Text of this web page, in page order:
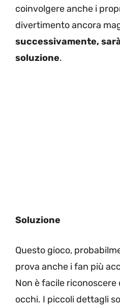
coinvolgere anche i
divertimento ancora
successivamente,
soluzione.
Soluzione
Questo gioco,
prova anche i fan più
Non è facile
occhi. I piccoli dettagli